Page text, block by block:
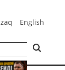
English